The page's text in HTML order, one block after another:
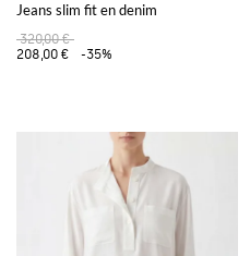
Jeans slim fit en denim
320,00 €
208,00 €
-35%